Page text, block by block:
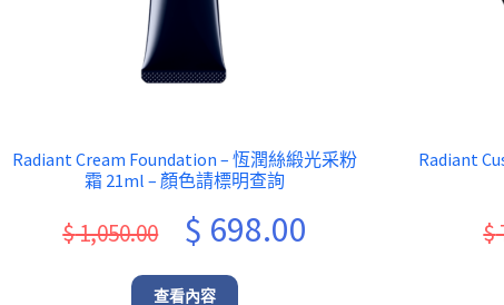
Radiant Cream Foundation – 恆潤絲緞光采粉
霜 21ml – 顏色請標明查詢
$1,050.00
Original
price
was:
$ 698.00
查看內容
Radiant
$